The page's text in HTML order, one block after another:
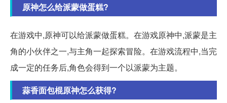
原神怎么给派蒙做蛋糕?
在游戏中,原神可以给派蒙做蛋糕。在游戏原神中,派蒙是主
角的小伙伴之一,与主角一起探索冒险。在游戏流程中,当完
成一定的任务后,角色会得到一个以派蒙为主题。
蒜香面包棍原神怎么获得?